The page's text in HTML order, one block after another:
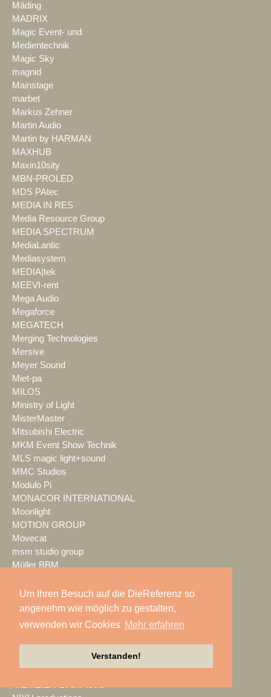
Um Ihren Besuch auf die DieReferenz so
angenehm wie möglich zu gestalten,
verwenden wir Cookies Mehr erfahren
Verstanden!
Mäding
MADRIX
Magic Event- und
Medientechnik
Magic Sky
magnid
Mainstage
marbet
Markus Zehner
Martin Audio
Martin by HARMAN
MAXHUB
Maxin10sity
MBN-PROLED
MDS PAtec
MEDIA IN RES
Media Resource Group
MEDIA SPECTRUM
MediaLantic
Mediasystem
MEDIA|tek
MEEVI-rent
Mega Audio
Megaforce
MEGATECH
Merging Technologies
Mersive
Meyer Sound
Miet-pa
MILOS
Ministry of Light
MisterMaster
Mitsubishi Electric
MKM Event Show Technik
MLS magic light+sound
MMC Studios
Modulo Pi
MONACOR INTERNATIONAL
Moonlight
MOTION GROUP
Movecat
msm studio group
Müller BBM
MUTEC
NEC Display Solutions
NEEC Audio
Neumann.Berlin
NIEMEIER Event Tools